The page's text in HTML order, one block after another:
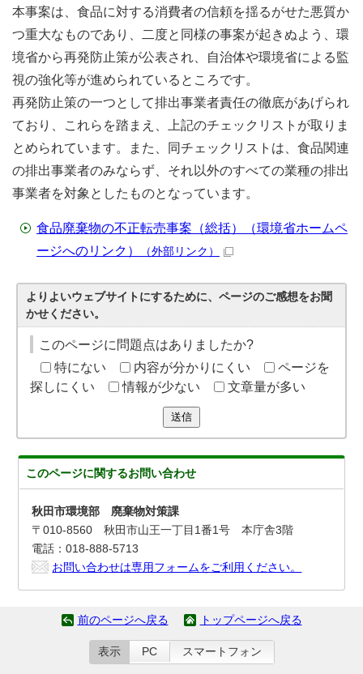
本事案は、食品に対する消費者の信頼を揺るがせた悪質か
つ重大なものであり、二度と同様の事案が起きぬよう、環
境省から再発防止策が公表され、自治体や環境省による監
視の強化等が進められているところです。
再発防止策の一つとして排出事業者責任の徹底があげられ
ており、これらを踏まえ、上記のチェックリストが取りま
とめられています。また、同チェックリストは、食品関連
の排出事業者のみならず、それ以外のすべての業種の排出
事業者を対象としたものとなっています。
食品廃棄物の不正転売事案（総括）（環境省ホームペ
ージへのリンク）
（外部リンク）
よりよいウェブサイトにするために、ページのご感想をお聞
かせください。
このページに問題点はありましたか?
特にない
内容が分かりにくい
ページを
探しにくい
情報が少ない 文章量が多い
送信
このページに関するお問い合わせ
秋田市環境部 廃棄物対策課
〒010-8560 秋田市山王一丁目1番1号 本庁舎3階
電話：018-888-5713
お問い合わせは専用フォームをご利用ください。
前のページへ戻る トップページへ戻る
表示 PC スマートフォン